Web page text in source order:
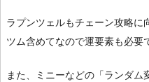
ラプンツェルもチェーン攻略に
ツム含めてなので運要素も必要
また、ミニーなどの「ランダ